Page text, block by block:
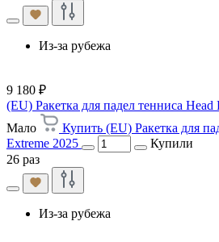
Из-за рубежа
9 180 ₽
(EU) Ракетка для падел тенниса
Мало
Купить (EU) Ракетка для
Extreme 2025
Купили
26 раз
Из-за рубежа